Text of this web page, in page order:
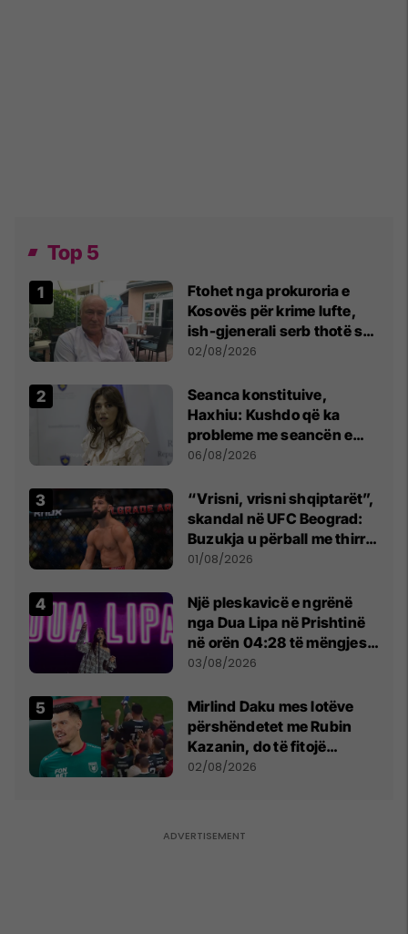
Top 5
Ftohet nga prokuroria e
Kosovës për krime lufte,
ish-gjenerali serb thotë se
dikush e tradhtoi në
02/08/2026
Seanca konstituive,
Haxhiu: Kushdo që ka
probleme me seancën e
sotme e ftoj t’i drejtohet
06/08/2026
“Vrisni, vrisni shqiptarët”,
skandal në UFC Beograd:
Buzukja u përball me thirrje
anti-shqiptare nga
01/08/2026
Një pleskavicë e ngrënë
nga Dua Lipa në Prishtinë
në orën 04:28 të mëngjesit
- dhe bota digjitale serbe
03/08/2026
Mirlind Daku mes lotëve
përshëndetet me Rubin
Kazanin, do të fitojë
miliona te Spartak Moska
02/08/2026